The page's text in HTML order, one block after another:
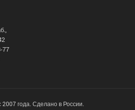
77
года. Сделано в России.